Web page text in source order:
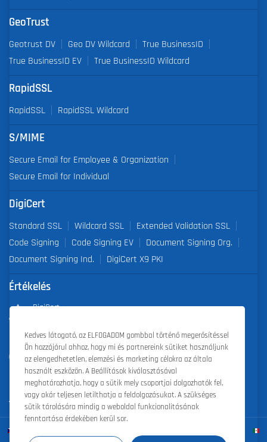
GeoTrust
Geotrust DV Geo DV Wildcard
True BusinessID
True BusinessID EV
True BusinessID Wildcard
RapidSSL
RapidSSL RapidSSL Wildcard
S/MIME
Secure Email for Employee & Organization
Secure Email for Individual
DigiCert
Standard SSL Wildcard SSL
Extended Validation SSL
Code Signing
Code Signing EV
Document Signing Org.
Document Signing Ind.
DigiCert X9 PKI
Értékelés
DigiCert
Outstanding Sales Performance Award 2018, 2019, 2020, 2021,
2022
Kedves látogató, az ELFOGADOM gombbal történő megerősítéssel
Ön hozzájárul ahhoz, hogy mi és partnereink sütiket használjunk
az elengedhetetlen, elemzési és marketing célokra az általa
használt eszközön. A Beállítások kiválasztásával
meghatározhatja, hogy a sütik mely csoportjai dolgozhatók fel,
vagy akár teljesen letilthatja a feldolgozásukat. A szükséges
sütik tárolására mindig a weboldal funkcionalitásának
fenntartása érdekében kerül sor.